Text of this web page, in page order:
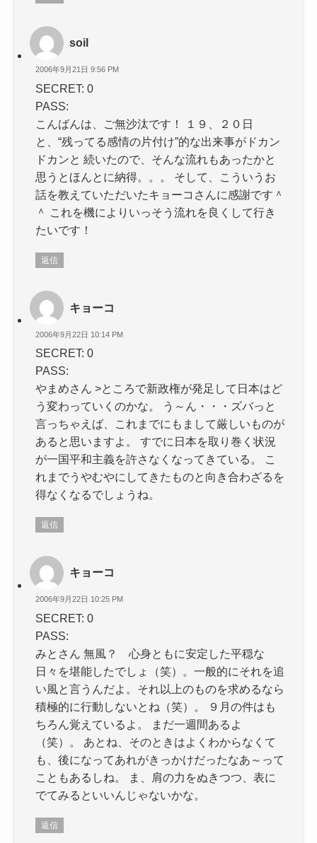
soil
2006年9月21日 9:56 PM
SECRET: 0
PASS:
こんばんは、ご無沙汰です！ １９、２０日
と、“残ってる感情の片付け”的な出来事がドカン
ドカンと 続いたので、そんな流れもあったかと
思うとほんとに納得。。。 そして、こういうお
話を教えていただいたキョーコさんに感謝です＾
＾ これを機によりいっそう流れを良くして行き
たいです！
返信
キョーコ
2006年9月22日 10:14 PM
SECRET: 0
PASS:
やまめさん >ところで新政権が発足して日本はど
う変わっていくのかな。 う～ん・・・ズバっと
言っちゃえば、これまでにもまして厳しいものが
あると思いますよ。 すでに日本を取り巻く状況
が一国平和主義を許さなくなってきている。 こ
れまでうやむやにしてきたものと向き合わざるを
得なくなるでしょうね。
返信
キョーコ
2006年9月22日 10:25 PM
SECRET: 0
PASS:
みとさん 無風？ 心身ともに安定した平穏な
日々を堪能したでしょ（笑）。一般的にそれを追
い風と言うんだよ。それ以上のものを求めるなら
積極的に行動しないとね（笑）。 ９月の件はも
ちろん覚えているよ。 まだ一週間あるよ
（笑）。 あとね、そのときはよくわからなくて
も、後になってあれがきっかけだったなあ～って
こともあるしね。 ま、肩の力をぬきつつ、表に
でてみるといいんじゃないかな。
返信